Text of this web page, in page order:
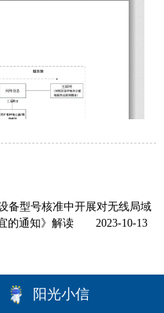
备型号核准中开展对无线局域
的通知》解读
2023-10-13
阳光小信